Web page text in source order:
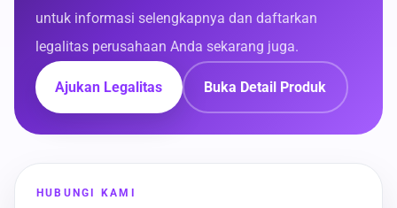
untuk informasi selengkapnya dan daftarkan
legalitas perusahaan Anda sekarang juga.
Ajukan Legalitas Buka Detail Produk
HUBUNGI KAMI